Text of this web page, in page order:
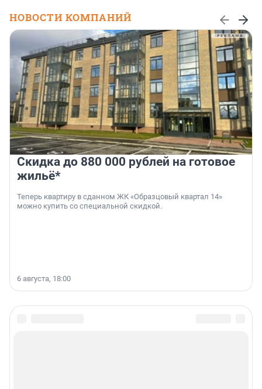
НОВОСТИ КОМПАНИЙ
Скидка до 880 000 рублей на готовое
жильё*
Теперь квартиру в сданном ЖК «Образцовый квартал 14»
можно купить со специальной скидкой.
6 августа, 18:00